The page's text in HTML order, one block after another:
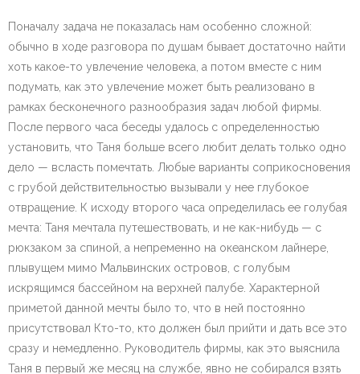
Поначалу задача не показалась нам особенно сложной:
обычно в ходе разговора по душам бывает достаточно найти
хоть какое-то увлечение человека, а потом вместе с ним
подумать, как это увлечение может быть реализовано в
рамках бесконечного разнообразия задач любой фирмы.
После первого часа беседы удалось с определенностью
установить, что Таня больше всего любит делать только одно
дело — всласть помечтать. Любые варианты соприкосновения
с грубой действительностью вызывали у нее глубокое
отвращение. К исходу второго часа определилась ее голубая
мечта: Таня мечтала путешествовать, и не как-нибудь — с
рюкзаком за спиной, а непременно на океанском лайнере,
плывущем мимо Мальвинских островов, с голубым
искрящимся бассейном на верхней палубе. Характерной
приметой данной мечты было то, что в ней постоянно
присутствовал Кто-то, кто должен был прийти и дать все это
сразу и немедленно. Руководитель фирмы, как это выяснила
Таня в первый же месяц на службе, явно не собирался взять